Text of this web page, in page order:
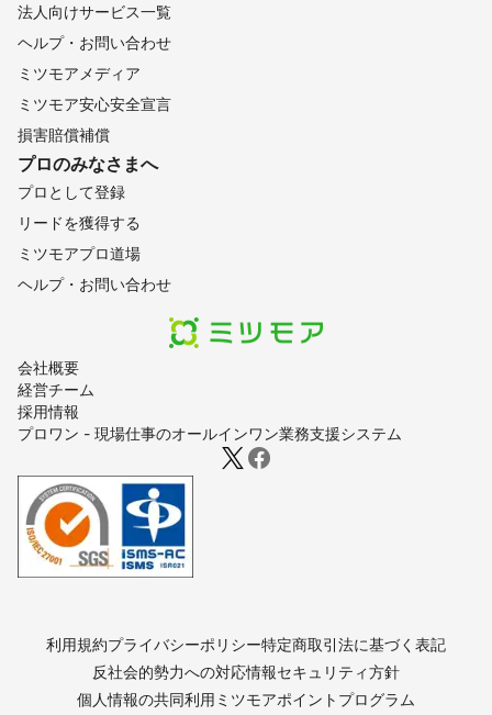
会社概要
経営チーム
採用情報
プロワン - 現場仕事のオールインワン業務支援システム
法人向けサービス一覧
ヘルプ・お問い合わせ
ミツモアメディア
ミツモア安心安全宣言
損害賠償補償
プロのみなさまへ
プロとして登録
リードを獲得する
ミツモアプロ道場
ヘルプ・お問い合わせ
利用規約プライバシーポリシー特定商取引法に基づく表記
反社会的勢力への対応情報セキュリティ方針
個人情報の共同利用 ミツモアポイントプログラム